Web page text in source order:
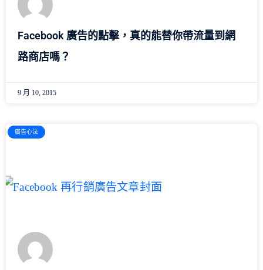
Facebook 廣告的點擊，真的能替你帶流量到網
路商店嗎？
9 月 10, 2015
廣告心法